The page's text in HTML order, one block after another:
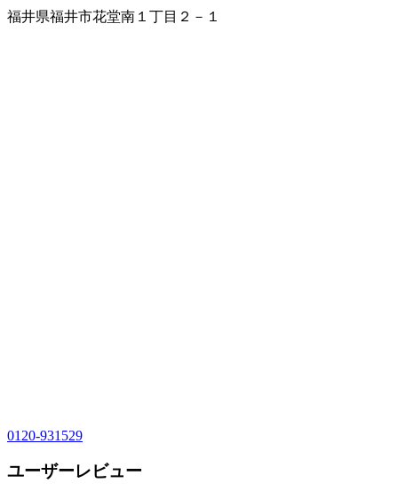
福井県福井市花堂南１丁目２－１
0120-931529
ユーザーレビュー